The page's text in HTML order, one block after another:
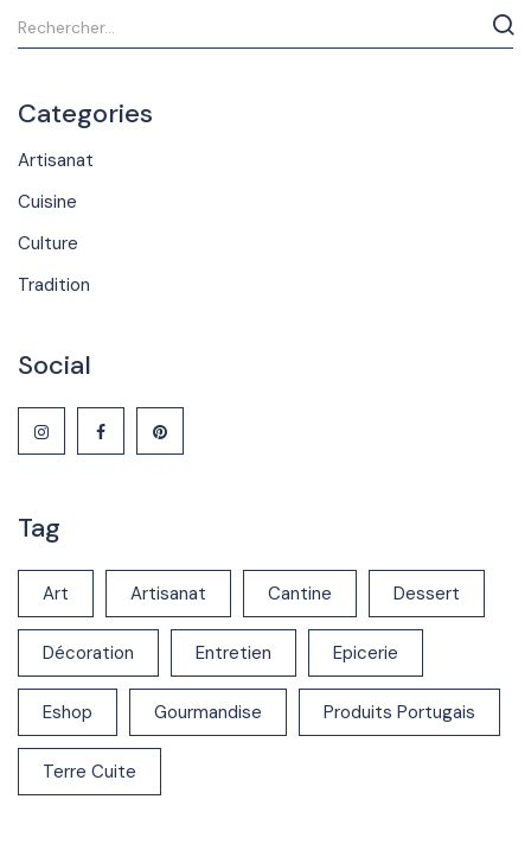
Categories
Artisanat
Cuisine
Culture
Tradition
Social
Tag
Art Artisanat Cantine Dessert
Décoration Entretien Epicerie
Eshop Gourmandise Produits Portugais
Terre Cuite